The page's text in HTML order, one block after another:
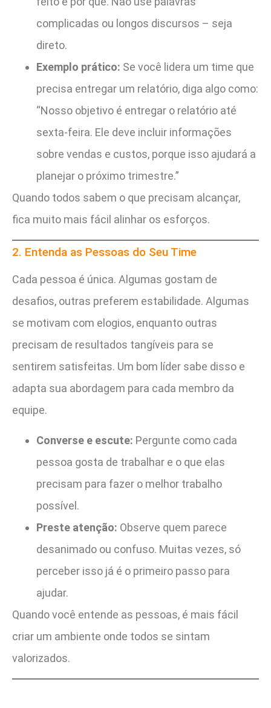
complicadas ou longos discursos – seja
direto.
Exemplo prático: Se você lidera um time que
precisa entregar um relatório, diga algo como:
“Nosso objetivo é entregar o relatório até
sexta-feira. Ele deve incluir informações
sobre vendas e custos, porque isso ajudará a
planejar o próximo trimestre.”
Quando todos sabem o que precisam alcançar,
fica muito mais fácil alinhar os esforços.
2. Entenda as Pessoas do Seu Time
Cada pessoa é única. Algumas gostam de
desafios, outras preferem estabilidade. Algumas
se motivam com elogios, enquanto outras
precisam de resultados tangíveis para se
sentirem satisfeitas. Um bom líder sabe disso e
adapta sua abordagem para cada membro da
equipe.
Converse e escute: Pergunte como cada
pessoa gosta de trabalhar e o que elas
precisam para fazer o melhor trabalho
possível.
Preste atenção: Observe quem parece
desanimado ou confuso. Muitas vezes, só
perceber isso já é o primeiro passo para
ajudar.
Quando você entende as pessoas, é mais fácil
criar um ambiente onde todos se sintam
valorizados.